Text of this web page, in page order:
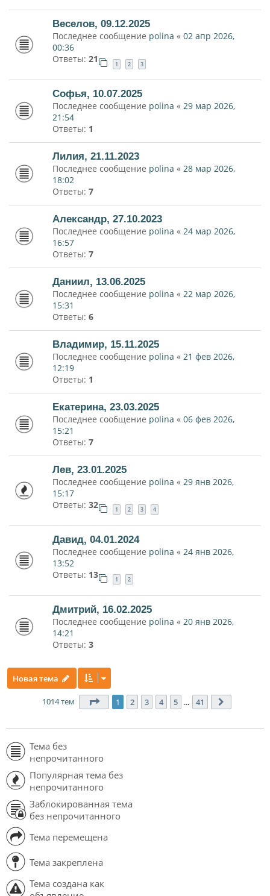
Веселов, 09.12.2025
Последнее сообщение polina « 02 апр 2026,
00:36
Ответы: 21 1 2 3
Софья, 10.07.2025
Последнее сообщение polina « 29 мар 2026,
21:54
Ответы: 1
Лилия, 21.11.2023
Последнее сообщение polina « 28 мар 2026,
18:02
Ответы: 7
Александр, 27.10.2023
Последнее сообщение polina « 24 мар 2026,
16:57
Ответы: 7
Даниил, 13.06.2025
Последнее сообщение polina « 22 мар 2026,
15:31
Ответы: 6
Владимир, 15.11.2025
Последнее сообщение polina « 21 фев 2026,
12:19
Ответы: 1
Екатерина, 23.03.2025
Последнее сообщение polina « 06 фев 2026,
15:21
Ответы: 7
Лев, 23.01.2025
Последнее сообщение polina « 29 янв 2026,
15:17
Ответы: 32 1 2 3 4
Давид, 04.01.2024
Последнее сообщение polina « 24 янв 2026,
13:52
Ответы: 13 1 2
Дмитрий, 16.02.2025
Последнее сообщение polina « 20 янв 2026,
14:21
Ответы: 3
Новая тема
1014 тем Страница 1из 41
1 2 3 4 5 … 41
Тема без
непрочитанного
Популярная тема без
непрочитанного
Заблокированная тема
без непрочитанного
Тема перемещена
Тема закреплена
Тема создана как